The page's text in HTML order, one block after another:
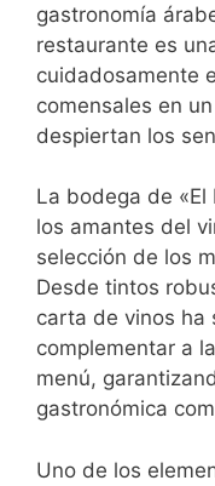
gastronomía
restaurante es
cuidadosamente
comensales en
despiertan los
La bodega de
los amantes del
selección de los
Desde tintos
carta de vinos ha
complementar a
menú,
gastronómica
Uno de los